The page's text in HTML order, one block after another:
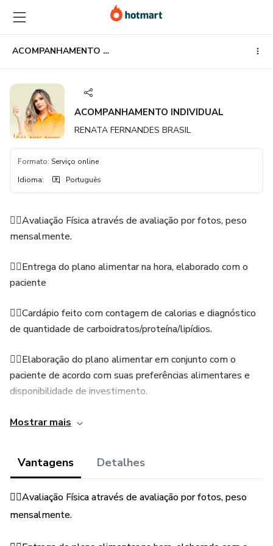
para
o
conteúdo
principal
para
o
pagamento
para
o
rodapé
ACOMPANHAMENTO INDIVIDUAL
ACOMPANHAMENTO INDIVIDUAL
RENATA FERNANDES BRASIL
Formato: Serviço online
Idioma: Português
👉🏻Avaliação Física através de avaliação por fotos, peso
mensalmente.
👉🏻Entrega do plano alimentar na hora, elaborado com o
paciente
👉🏻Cardápio feito com contagem de calorias e diagnóstico
de quantidade de carboidratos/proteína/lipídios.
👉🏻Elaboração do plano alimentar em conjunto com o
paciente de acordo com suas preferências alimentares e
disponibilidade de investimento.
👉🏻Explicação detalhada de cada fase proposta e o porque
👉🏻Abordagem comportamental (Construção do prazer
sem que o paciente sofra e inserindo novos hábitos
gradativamente)
Mostrar mais
Vantagens Detalhes
👉🏻Avaliação Física através de avaliação por fotos, peso
mensalmente.